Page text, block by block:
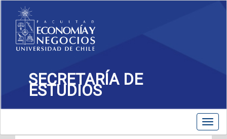
SECRETARÍA DE
ESTUDIOS